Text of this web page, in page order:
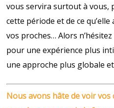
vous servira surtout à vous,
cette période et de ce
vos proches… Alors
pour une expérience plus
une approche plus globale
Nous avons hâte de voir vos